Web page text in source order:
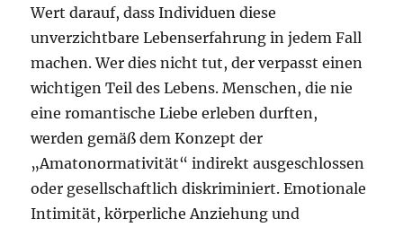
Wert darauf, dass Individuen diese
unverzichtbare Lebenserfahrung in jedem Fall
machen. Wer dies nicht tut, der verpasst einen
wichtigen Teil des Lebens. Menschen, die nie
eine romantische Liebe erleben durften,
werden gemäß dem Konzept der
„Amatonormativität“ indirekt ausgeschlossen
oder gesellschaftlich diskriminiert. Emotionale
Intimität, körperliche Anziehung und